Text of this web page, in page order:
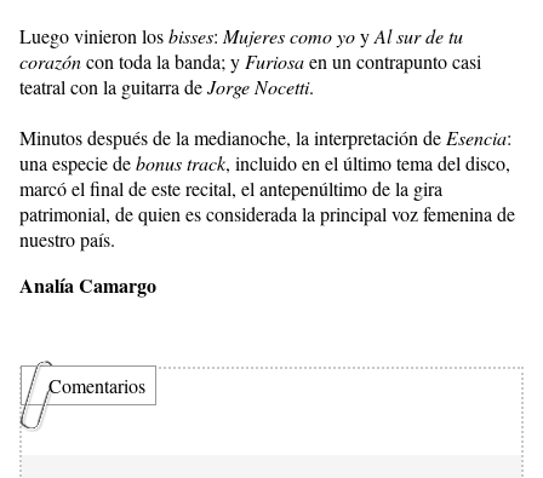
Luego vinieron losbisses:Mujeres como yoyAl sur de tu
corazóncon toda la banda; yFuriosaen un contrapunto casi
teatral con la guitarra deJorge Nocetti.
Minutos después de la medianoche, la interpretación deEsencia:
una especie debonus track, incluido en el último tema del disco,
marcó el final de este recital, el antepenúltimo de la gira
patrimonial, de quien es considerada la principal voz femenina de
nuestro país.
Analía Camargo
Comentarios